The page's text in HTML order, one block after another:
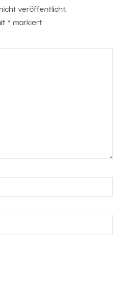
veröffentlicht.
* markiert